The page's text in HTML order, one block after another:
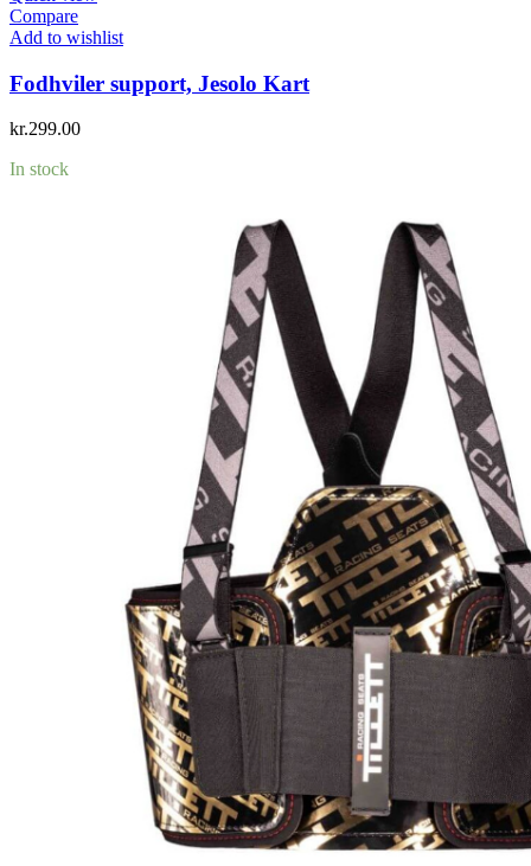
Compare
Add to wishlist
Fodhviler support, Jesolo Kart
kr.299.00
In stock